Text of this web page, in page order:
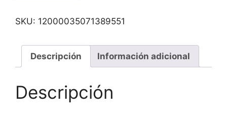
SKU: 12000035071389551
Descripción Información adicional
Descripción